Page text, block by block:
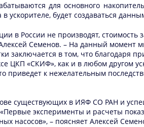
для основного
будет создаваться
России не производят, стоимость
Семенов. – На данный
заключается в том, что
ЦКП «СКИФ», как и в любом другом
приведет к нежелательным
существующих в ИЯФ СО РАН и
эксперименты и расчеты
насосов», – поясняет Алексей